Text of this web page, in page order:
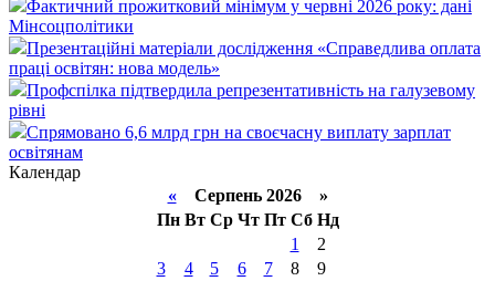
Фактичний прожитковий мінімум у червні 2026 року: дані
Мінсоцполітики
Презентаційні матеріали дослідження «Справедлива оплата
праці освітян: нова модель»
Профспілка підтвердила репрезентативність на галузевому
рівні
Спрямовано 6,6 млрд грн на своєчасну виплату зарплат
освітянам
Календар
«Серпень 2026 »
Пн Вт Ср Чт Пт Сб Нд
1
2
3
4 5 6 7 8
9